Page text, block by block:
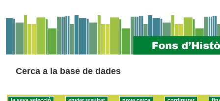
Cerca a la base de dades